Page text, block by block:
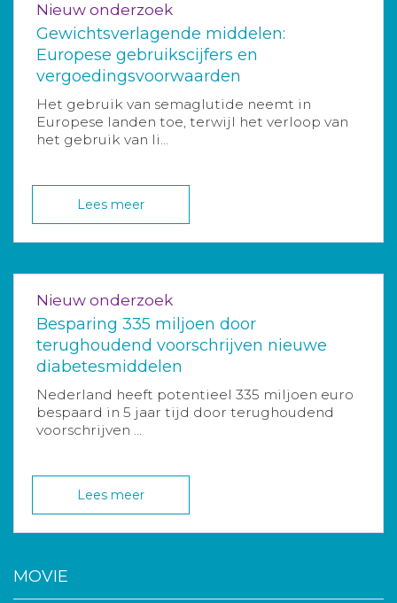
Nieuw onderzoek
Gewichtsverlagende middelen:
Europese gebruikscijfers en
vergoedingsvoorwaarden
Het gebruik van semaglutide neemt in
Europese landen toe, terwijl het verloop van
het gebruik van li...
Lees meer
Nieuw onderzoek
Besparing 335 miljoen door
terughoudend voorschrijven nieuwe
diabetesmiddelen
Nederland heeft potentieel 335 miljoen euro
bespaard in 5 jaar tijd door terughoudend
voorschrijven ...
Lees meer
MOVIE